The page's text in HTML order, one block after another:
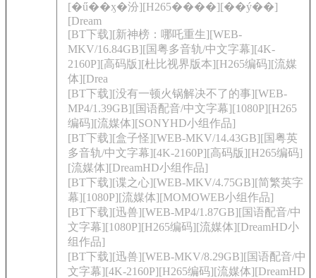
[�ű��ӽ�汾][H265����][��ý��]
[Dream
[BT下载][新神榜：哪吒重生][WEB-
MKV/16.84GB][国粤多音轨/中文字幕][4K-
2160P][高码版][杜比视界版本][H265编码][流媒
体][Drea
[BT下载][没有一顿火锅解决不了的事][WEB-
MP4/1.39GB][国语配音/中文字幕][1080P][H265
编码][流媒体][SONYHD小组作品]
[BT下载][盒子怪][WEB-MKV/14.43GB][国粤英
多音轨/中文字幕][4K-2160P][高码版][H265编码]
[流媒体][DreamHD小组作品]
[BT下载][谍之心][WEB-MKV/4.75GB][简繁英字
幕][1080P][流媒体][MOMOWEB小组作品]
[BT下载][迅兽][WEB-MP4/1.87GB][国语配音/中
文字幕][1080P][H265编码][流媒体][DreamHD小
组作品]
[BT下载][迅兽][WEB-MKV/8.29GB][国语配音/中
文字幕][4K-2160P][H265编码][流媒体][DreamHD